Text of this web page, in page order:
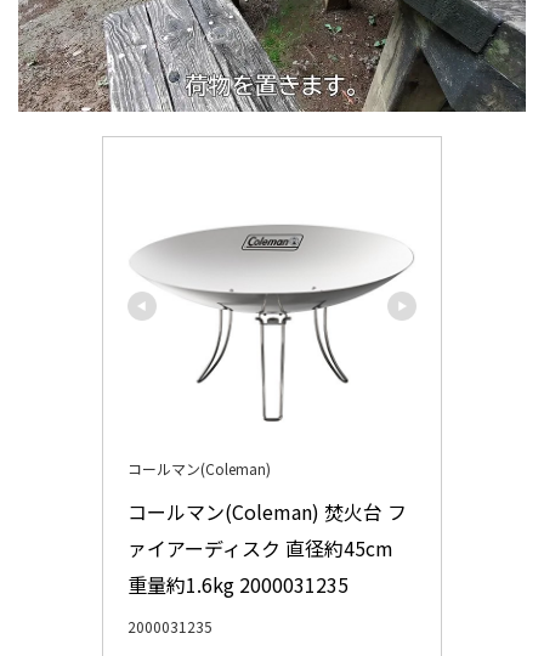
コールマン(Coleman)
コールマン(Coleman) 焚火台 フ
ァイアーディスク 直径約45cm
重量約1.6kg 2000031235
2000031235